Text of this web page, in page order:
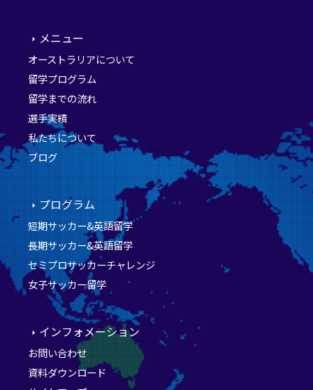
メニュー
オーストラリアについて
留学プログラム
留学までの流れ
選手実績
私たちについて
ブログ
プログラム
短期サッカー&英語留学
長期サッカー&英語留学
セミプロサッカーチャレンジ
女子サッカー留学
インフォメーション
お問い合わせ
資料ダウンロード